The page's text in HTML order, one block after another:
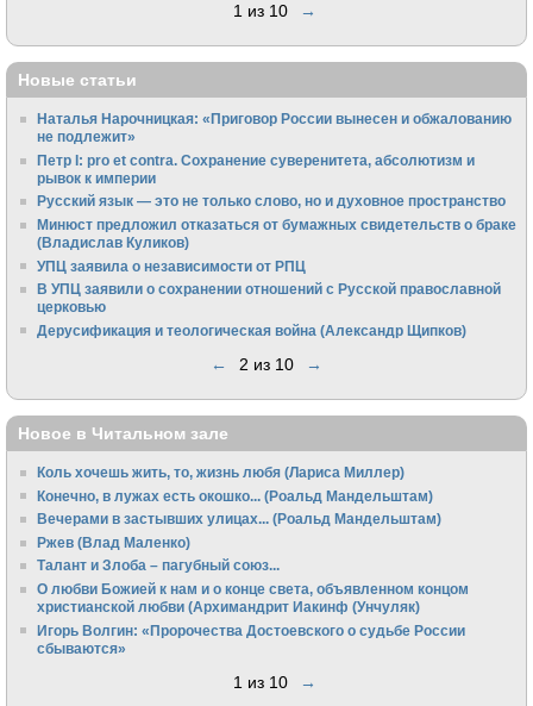
1 из 10 →
Новые статьи
Наталья Нарочницкая: «Приговор России вынесен и обжалованию
не подлежит»
Петр I: pro et contra. Сохранение суверенитета, абсолютизм и
рывок к империи
Русский язык — это не только слово, но и духовное пространство
Минюст предложил отказаться от бумажных свидетельств о браке
(Владислав Куликов)
УПЦ заявила о независимости от РПЦ
В УПЦ заявили о сохранении отношений с Русской православной
церковью
Дерусификация и теологическая война (Александр Щипков)
← 2 из 10 →
Новое в Читальном зале
Коль хочешь жить, то, жизнь любя (Лариса Миллер)
Конечно, в лужах есть окошко... (Роальд Мандельштам)
Вечерами в застывших улицах... (Роальд Мандельштам)
Ржев (Влад Маленко)
Талант и Злоба – пагубный союз...
О любви Божией к нам и о конце света, объявленном концом
христианской любви (Архимандрит Иакинф (Унчуляк)
Игорь Волгин: «Пророчества Достоевского о судьбе России
сбываются»
1 из 10 →